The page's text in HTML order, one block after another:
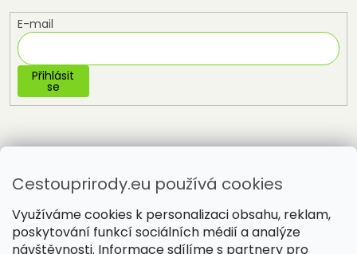
Cestouprirody.eu používá cookies
Využíváme cookies k personalizaci obsahu, reklam,
poskytování funkcí sociálních médií a analýze
návštěvnosti. Informace sdílíme s partnery pro
E-mail
Přihlásit
se